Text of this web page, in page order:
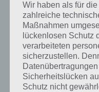
Wenn die Lösung nicht
Lösung von 94 Prozent
einfach in den
aktuellen Antworten auf die
Darum geht es bei
Wir haben als für
zahlreiche
Maßnahmen
lückenlosen Schutz
verarbeiteten
sicherzustellen.
Sicherheitslücken
Schutz nicht